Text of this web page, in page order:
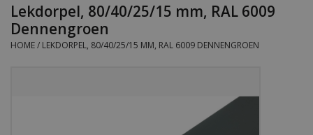
Damwandplaten
Lekdorpel, 80/40/25/15 mm, RAL 6009
Dennengroen
HOME/ LEKDORPEL, 80/40/25/15 MM, RAL 6009 DENNENGROEN